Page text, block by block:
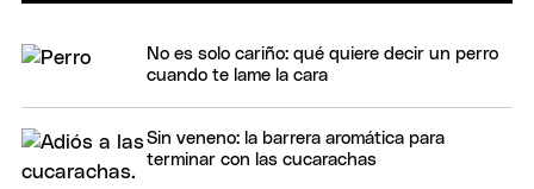
No es solo cariño: qué quiere decir un perro
cuando te lame la cara
Sin veneno: la barrera aromática para
terminar con las cucarachas